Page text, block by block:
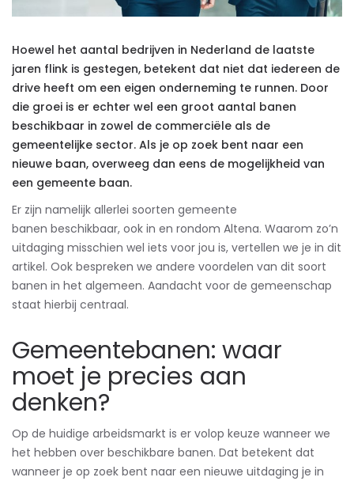
Hoewel het aantal bedrijven in Nederland de laatste
jaren flink is gestegen, betekent dat niet dat iedereen de
drive heeft om een eigen onderneming te runnen. Door
die groei is er echter wel een groot aantal banen
beschikbaar in zowel de commerciële als de
gemeentelijke sector. Als je op zoek bent naar een
nieuwe baan, overweeg dan eens de mogelijkheid van
een gemeente baan.
Er zijn namelijk allerlei soorten gemeente
banen beschikbaar, ook in en rondom Altena. Waarom zo’n
uitdaging misschien wel iets voor jou is, vertellen we je in dit
artikel. Ook bespreken we andere voordelen van dit soort
banen in het algemeen. Aandacht voor de gemeenschap
staat hierbij centraal.
Gemeentebanen: waar
moet je precies aan
denken?
Op de huidige arbeidsmarkt is er volop keuze wanneer we
het hebben over beschikbare banen. Dat betekent dat
wanneer je op zoek bent naar een nieuwe uitdaging je in